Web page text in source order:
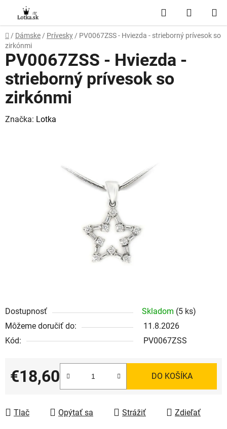
obsah
Hľadať
KOŠÍK
Domov
/ Dámske / Prívesky / PV0067ZSS - Hviezda - strieborný prívesok so
zirkónmi
Dostupnosť Skladom (5 ks)
Môžeme doručiť do:
11.8.2026
Kód:
PV0067ZSS
€18,60
Jednotková cena:
DO KOŠÍKA
Tlač Opýtať sa Strážiť Zdieľať
PV0067ZSS - Hviezda -
strieborný prívesok so
zirkónmi
Značka: Lotka